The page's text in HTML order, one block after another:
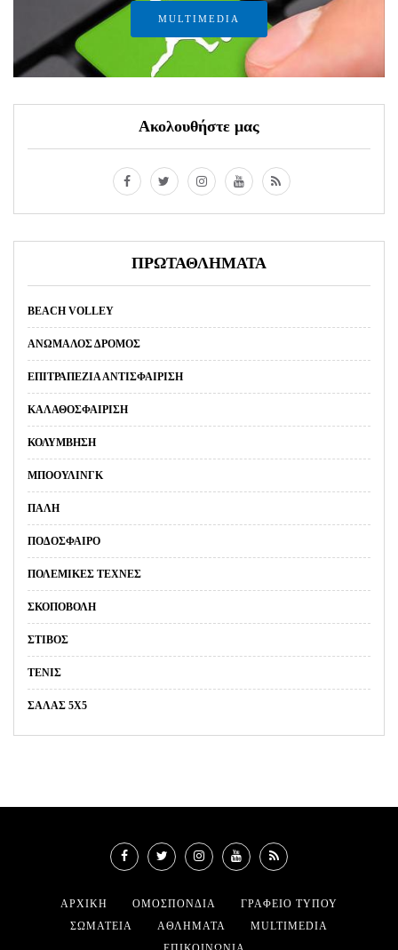
MULTIMEDIA
Ακολουθήστε μας
ΠΡΩΤΑΘΛΗΜΑΤΑ
BEACH VOLLEY
ΑΝΏΜΑΛΟΣ ΔΡΌΜΟΣ
ΕΠΙΤΡΑΠΈΖΙΑ ΑΝΤΙΣΦΑΊΡΙΣΗ
ΚΑΛΑΘΟΣΦΑΊΡΙΣΗ
ΚΟΛΎΜΒΗΣΗ
ΜΠΌΟΥΛΙΝΓΚ
ΠΆΛΗ
ΠΟΔΌΣΦΑΙΡΟ
ΠΟΛΕΜΙΚΈΣ ΤΈΧΝΕΣ
ΣΚΟΠΟΒΟΛΉ
ΣΤΊΒΟΣ
ΤΈΝΙΣ
ΣΑΛΑΣ 5Χ5
ΑΡΧΙΚΉ ΟΜΟΣΠΟΝΔΊΑ
ΓΡΑΦΕΊΟ ΤΎΠΟΥ
ΣΩΜΑΤΕΊΑ
ΑΘΛΉΜΑΤΑ
MULTIMEDIA